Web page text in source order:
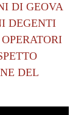
DI GEOVA
DEGENTI
DEL